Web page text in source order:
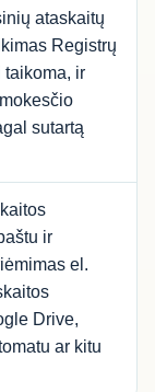
ataskaitų
Registrų
taikoma, ir
sutartą
ir
el.
Drive,
ar kitu